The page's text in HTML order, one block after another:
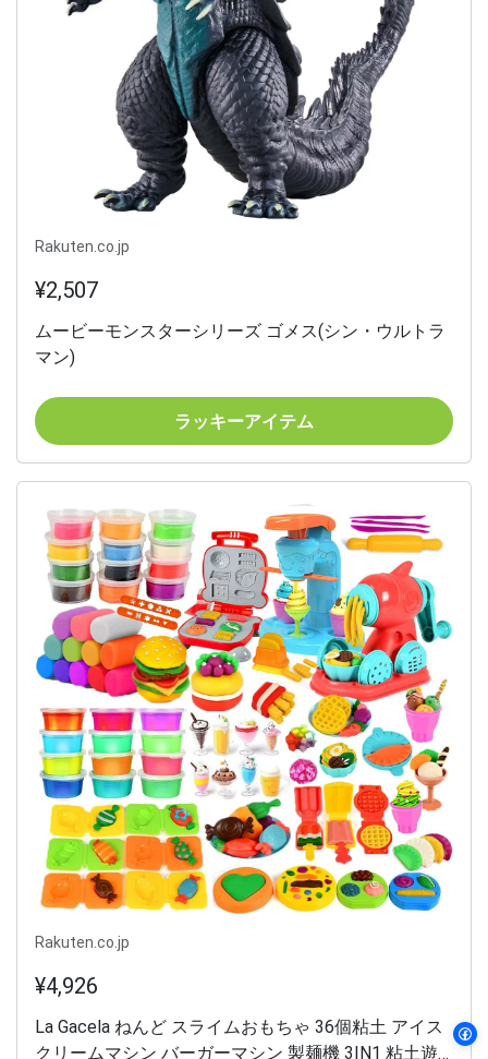
Rakuten.co.jp
¥2,507
ムービーモンスターシリーズ ゴメス(シン・ウルトラ
マン)
ラッキーアイテム
Rakuten.co.jp
¥4,926
La Gacela ねんど スライムおもちゃ 36個粘土 アイス
クリームマシン バーガーマシン 製麺機 3IN1 粘土遊